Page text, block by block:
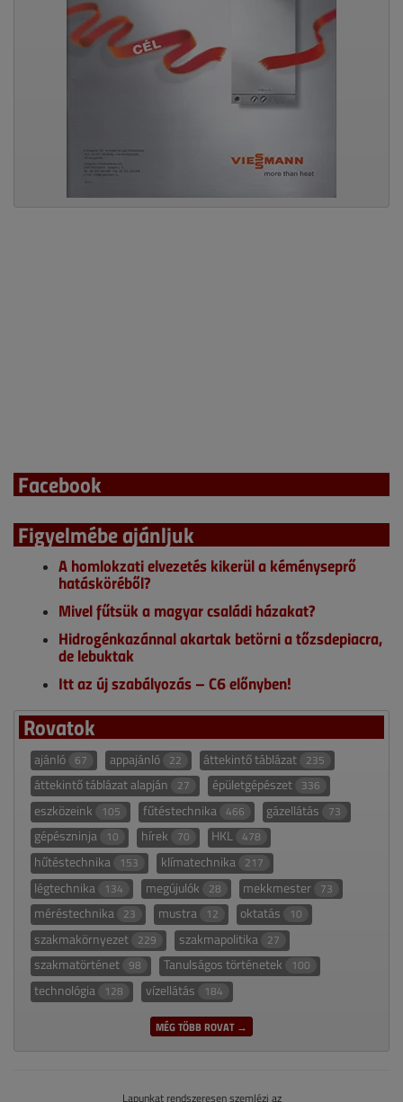
Facebook
Figyelmébe ajánljuk
A homlokzati elvezetés kikerül a kéményseprő
hatásköréből?
Mivel fűtsük a magyar családi házakat?
Hidrogénkazánnal akartak betörni a tőzsdepiacra,
de lebuktak
Itt az új szabályozás – C6 előnyben!
Rovatok
ajánló 67 appajánló 22 áttekintő táblázat 235
áttekintő táblázat alapján 27 épületgépészet 336
eszközeink 105 fűtéstechnika 466 gázellátás 73
gépészninja 10 hírek 70 HKL 478
hűtéstechnika 153 klímatechnika 217
légtechnika 134 megújulók 28 mekkmester 73
méréstechnika 23 mustra 12 oktatás 10
szakmakörnyezet 229 szakmapolitika 27
szakmatörténet 98 Tanulságos történetek 100
technológia 128 vízellátás 184
MÉG TÖBB ROVAT →
Lapunkat rendszeresen szemlézi az